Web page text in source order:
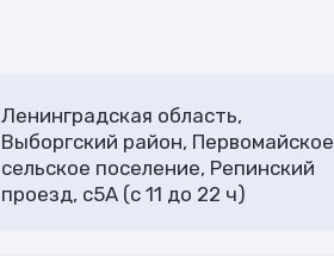
Ленинградская область,
Выборгский район, Первомайское
сельское поселение, Репинский
проезд, с5А (с 11 до 22 ч)